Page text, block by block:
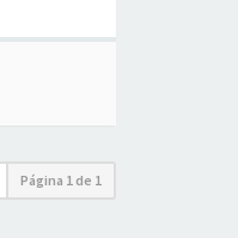
Página 1 de 1